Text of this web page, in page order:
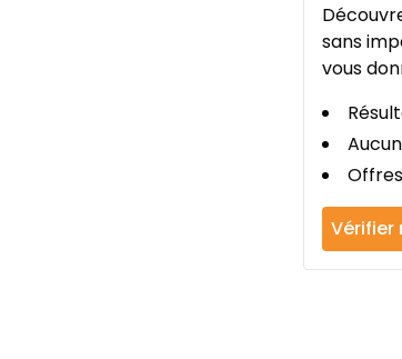
sans
vous